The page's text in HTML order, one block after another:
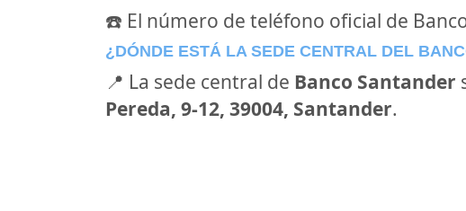
☎️ El número de teléfono oficial de
¿DÓNDE ESTÁ LA SEDE CENTRAL DEL
📍 La sede central de Banco Santander
Pereda, 9-12, 39004, Santander.